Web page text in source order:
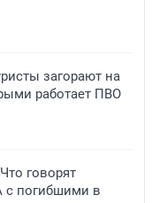
загорают на
работает ПВО
говорят
с погибшими в